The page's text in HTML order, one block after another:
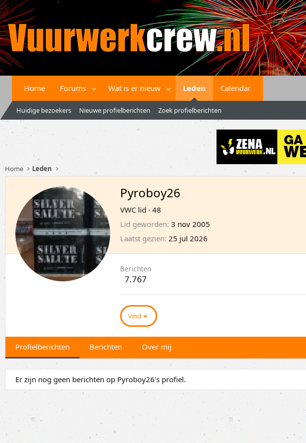
Home Forums Wat is er nieuw Leden Calendar
Huidige bezoekers Nieuwe profielberichten Zoek profielberichten
Home Leden
Pyroboy26
VWC lid · 48
Lid geworden 3 nov 2005
Laatst gezien 25 jul 2026
Berichten
7.767
Vind
Profielberichten Berichten Over mij
Er zijn nog geen berichten op Pyroboy26's profiel.